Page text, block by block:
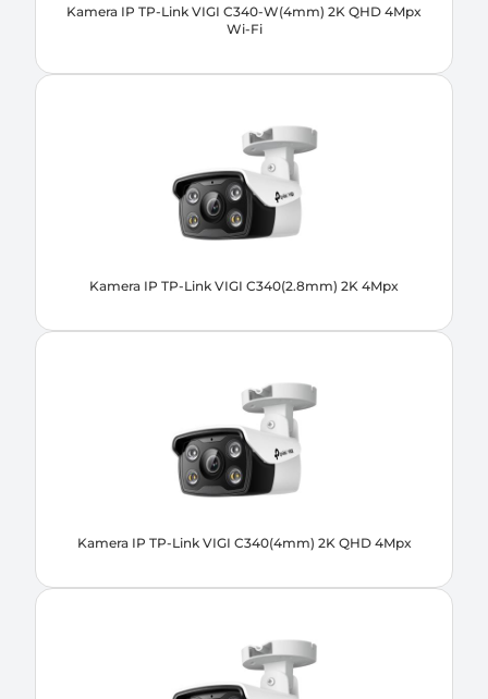
Kamera IP TP-Link VIGI C340-W(4mm) 2K QHD 4Mpx
Wi-Fi
Kamera IP TP-Link VIGI C340(2.8mm) 2K 4Mpx
Kamera IP TP-Link VIGI C340(4mm) 2K QHD 4Mpx